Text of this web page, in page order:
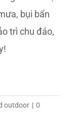
bụi bẩn
trì chu đáo,
outdoor | 0